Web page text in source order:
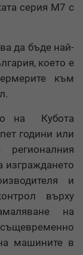
серия M7 с
да бъде най-
което е
към
на Кубота
години или
изграждането
и
върху
на
машините в